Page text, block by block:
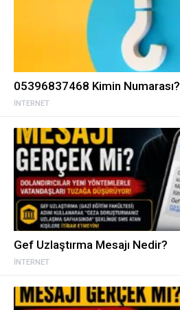
İNTERNET
05396837468 Kimin Numarası?
İNTERNET
Gef Uzlaştırma Mesajı Nedir?